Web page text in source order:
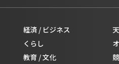
経済 / ビジネス
くらし
教育 / 文化